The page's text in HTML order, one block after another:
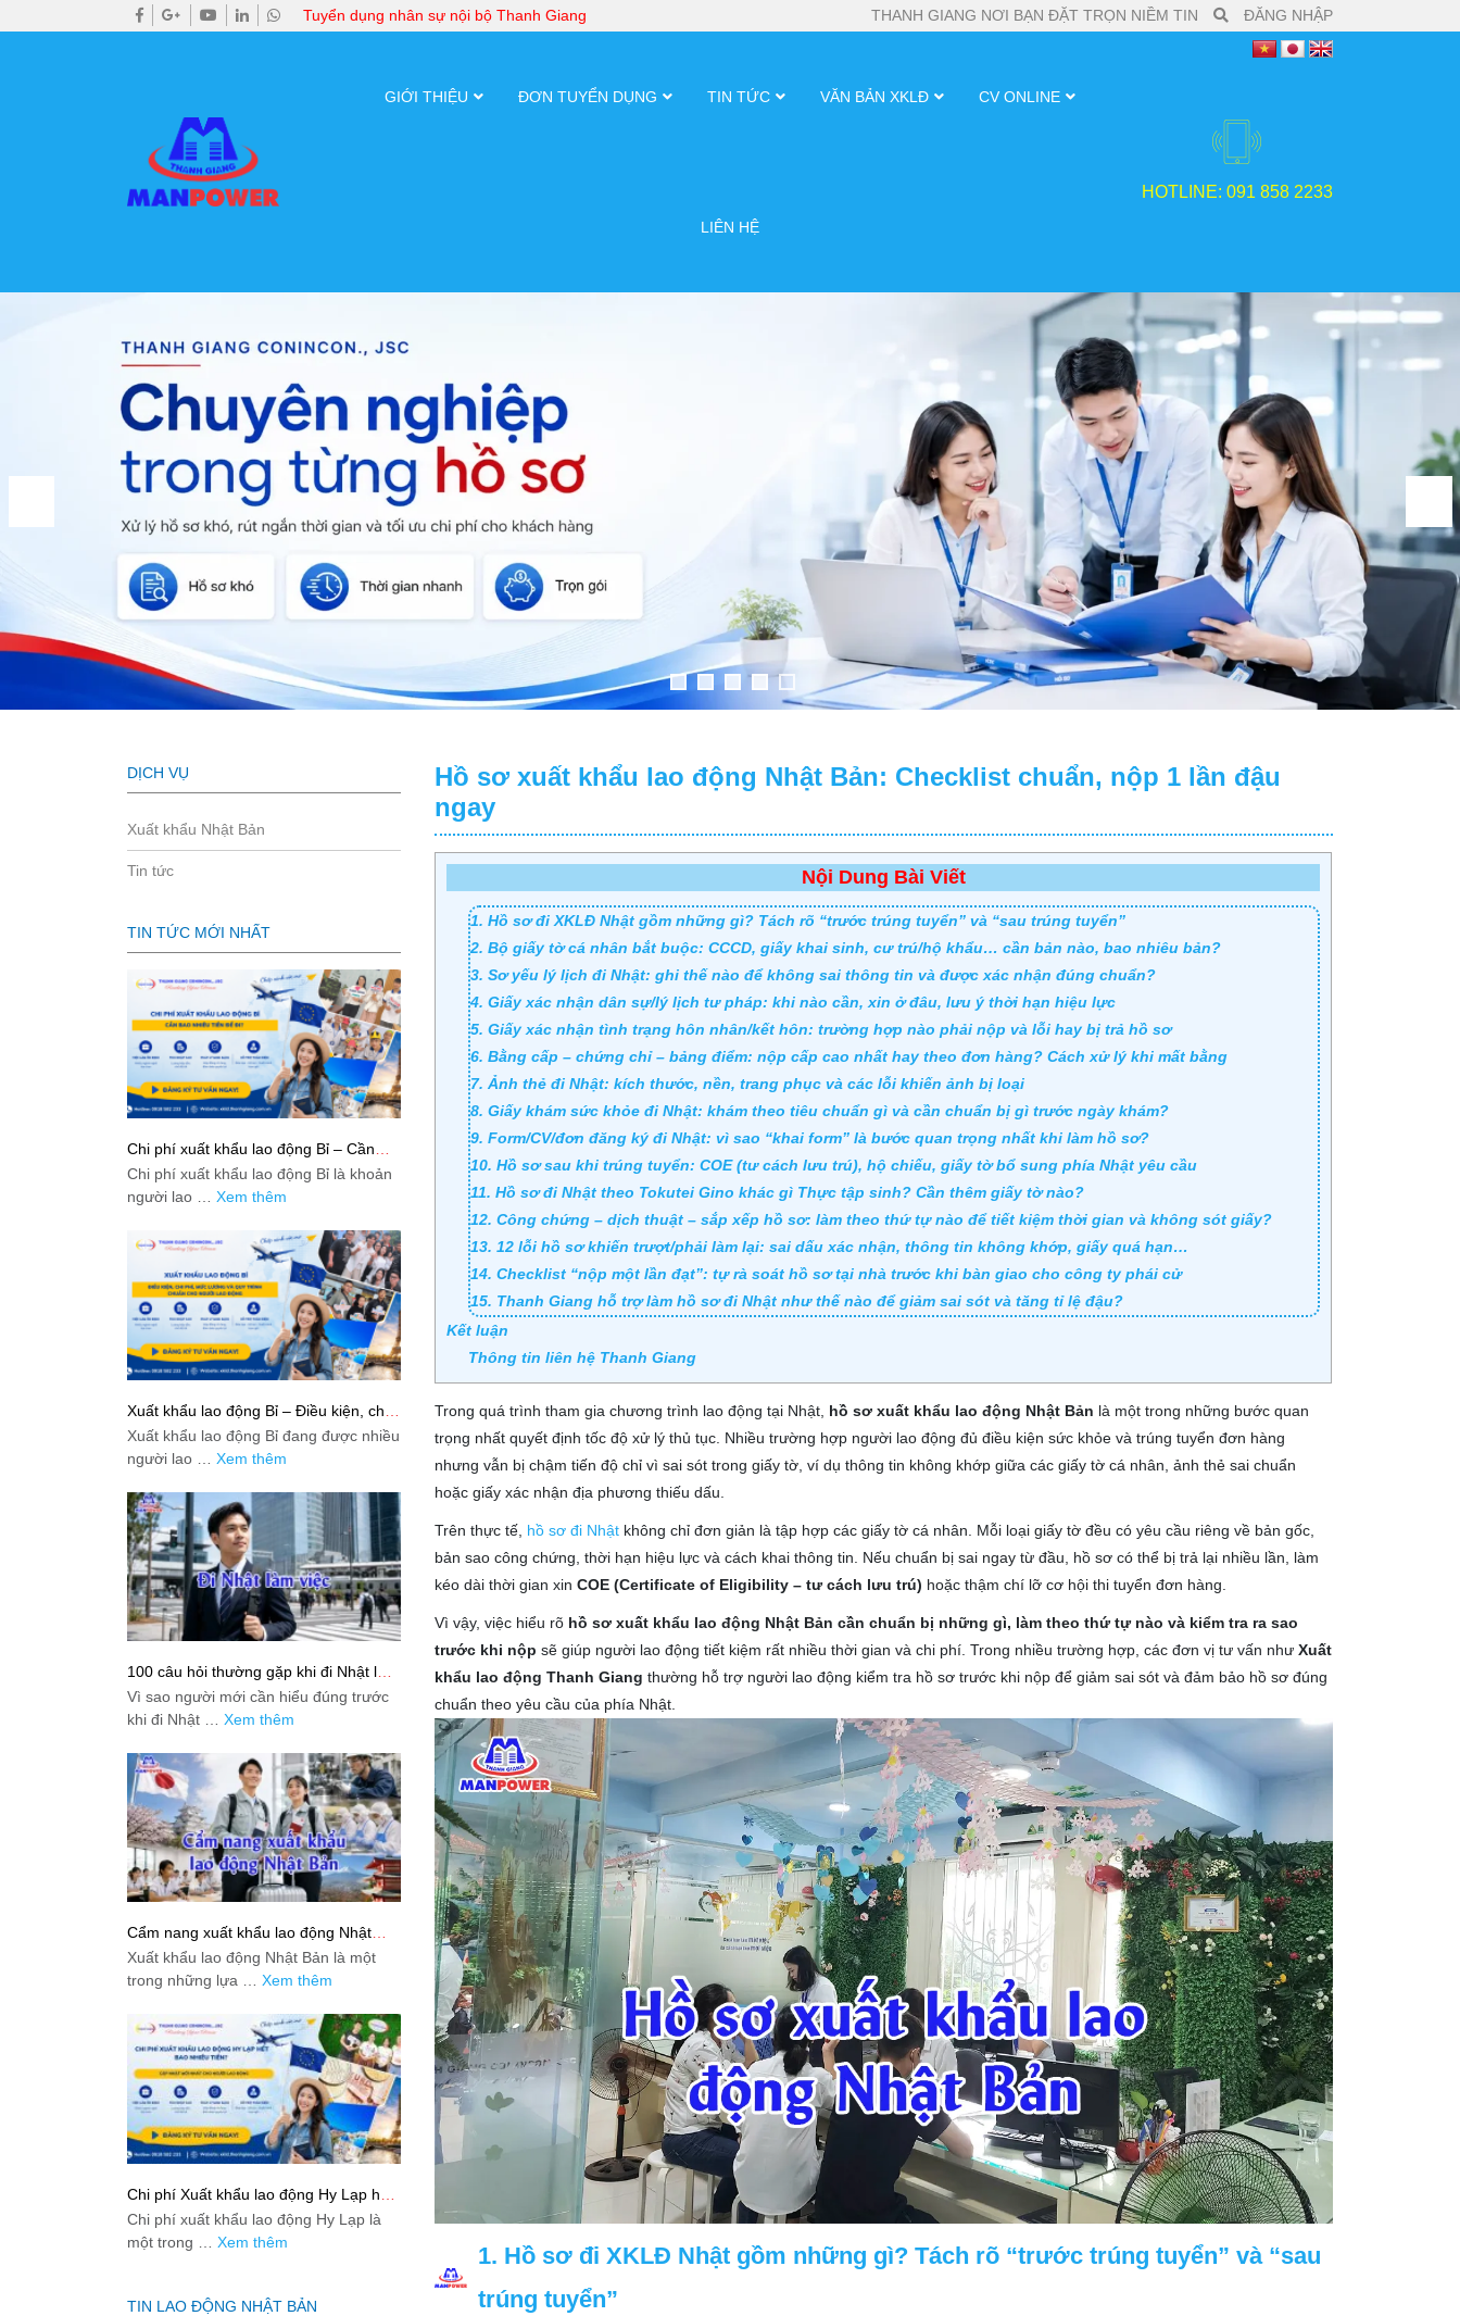
Tuyển dụng nhân sự nội bộ Thanh Giang THANH GIANG NƠI BẠN ĐẶT TRỌN NIỀM TIN ĐĂNG NHẬP
GIỚI THIỆU ĐƠN TUYỂN DỤNG TIN TỨC VĂN BẢN XKLĐ CV ONLINE
LIÊN HỆ
HOTLINE: 091 858 2233
Hồ sơ xuất khẩu lao động Nhật Bản: Checklist chuẩn, nộp 1 lần đậu
ngay
Nội Dung Bài Viết
1. Hồ sơ đi XKLĐ Nhật gồm những gì? Tách rõ “trước trúng tuyển” và “sau trúng tuyển”
2. Bộ giấy tờ cá nhân bắt buộc: CCCD, giấy khai sinh, cư trú/hộ khẩu… cần bản nào, bao nhiêu bản?
3. Sơ yếu lý lịch đi Nhật: ghi thế nào để không sai thông tin và được xác nhận đúng chuẩn?
4. Giấy xác nhận dân sự/lý lịch tư pháp: khi nào cần, xin ở đâu, lưu ý thời hạn hiệu lực
5. Giấy xác nhận tình trạng hôn nhân/kết hôn: trường hợp nào phải nộp và lỗi hay bị trả hồ sơ
6. Bằng cấp – chứng chỉ – bảng điểm: nộp cấp cao nhất hay theo đơn hàng? Cách xử lý khi mất bằng
7. Ảnh thẻ đi Nhật: kích thước, nền, trang phục và các lỗi khiến ảnh bị loại
8. Giấy khám sức khỏe đi Nhật: khám theo tiêu chuẩn gì và cần chuẩn bị gì trước ngày khám?
9. Form/CV/đơn đăng ký đi Nhật: vì sao “khai form” là bước quan trọng nhất khi làm hồ sơ?
10. Hồ sơ sau khi trúng tuyển: COE (tư cách lưu trú), hộ chiếu, giấy tờ bổ sung phía Nhật yêu cầu
11. Hồ sơ đi Nhật theo Tokutei Gino khác gì Thực tập sinh? Cần thêm giấy tờ nào?
12. Công chứng – dịch thuật – sắp xếp hồ sơ: làm theo thứ tự nào để tiết kiệm thời gian và không sót giấy?
13. 12 lỗi hồ sơ khiến trượt/phải làm lại: sai dấu xác nhận, thông tin không khớp, giấy quá hạn…
14. Checklist “nộp một lần đạt”: tự rà soát hồ sơ tại nhà trước khi bàn giao cho công ty phái cử
15. Thanh Giang hỗ trợ làm hồ sơ đi Nhật như thế nào để giảm sai sót và tăng tỉ lệ đậu?
Kết luận
Thông tin liên hệ Thanh Giang
Trong quá trình tham gia chương trình lao động tại Nhật, hồ sơ xuất khẩu lao động Nhật Bản là một trong những bước quan
trọng nhất quyết định tốc độ xử lý thủ tục. Nhiều trường hợp người lao động đủ điều kiện sức khỏe và trúng tuyển đơn hàng
nhưng vẫn bị chậm tiến độ chỉ vì sai sót trong giấy tờ, ví dụ thông tin không khớp giữa các giấy tờ cá nhân, ảnh thẻ sai chuẩn
hoặc giấy xác nhận địa phương thiếu dấu.
Trên thực tế, hồ sơ đi Nhật không chỉ đơn giản là tập hợp các giấy tờ cá nhân. Mỗi loại giấy tờ đều có yêu cầu riêng về bản gốc,
bản sao công chứng, thời hạn hiệu lực và cách khai thông tin. Nếu chuẩn bị sai ngay từ đầu, hồ sơ có thể bị trả lại nhiều lần, làm
kéo dài thời gian xinCOE (Certificate of Eligibility – tư cách lưu trú) hoặc thậm chí lỡ cơ hội thi tuyển đơn hàng.
Vì vậy, việc hiểu rõ hồ sơ xuất khẩu lao động Nhật Bản cần chuẩn bị những gì, làm theo thứ tự nào và kiểm tra ra sao
trước khi nộp sẽ giúp người lao động tiết kiệm rất nhiều thời gian và chi phí. Trong nhiều trường hợp, các đơn vị tư vấn nhưXuất
khẩu lao động Thanh Giang thường hỗ trợ người lao động kiểm tra hồ sơ trước khi nộp để giảm sai sót và đảm bảo hồ sơ đúng
chuẩn theo yêu cầu của phía Nhật.
1. Hồ sơ đi XKLĐ Nhật gồm những gì? Tách rõ “trước trúng tuyển” và “sau
trúng tuyển”
DỊCH VỤ
Xuất khẩu Nhật Bản
Tin tức
TIN TỨC MỚI NHẤT
Chi phí xuất khẩu lao động Bỉ – Cần
bao nhiêu tiền để đi?
Chi phí xuất khẩu lao động Bỉ là khoản
người lao … Xem thêm
Xuất khẩu lao động Bỉ – Điều kiện, chi
phí, mức lương và quy trình chuẩn cho
người lao động
Xuất khẩu lao động Bỉ đang được nhiều
người lao … Xem thêm
100 câu hỏi thường gặp khi đi Nhật làm
việc: Giải đáp thật dễ hiểu cho người
mới bắt đầu
Vì sao người mới cần hiểu đúng trước
khi đi Nhật … Xem thêm
Cẩm nang xuất khẩu lao động Nhật
Bản từ A-Z
Xuất khẩu lao động Nhật Bản là một
trong những lựa … Xem thêm
Chi phí Xuất khẩu lao động Hy Lạp hết
bao nhiêu tiền? Cập nhật mới nhất
2026
Chi phí xuất khẩu lao động Hy Lạp là
một trong … Xem thêm
TIN LAO ĐỘNG NHẬT BẢN